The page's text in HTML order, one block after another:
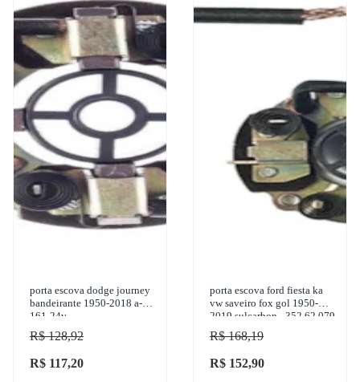
porta escova dodge journey
bandeirante 1950-2018 a-
161-24v
R$ 128,92
R$ 117,20
porta escova ford fiesta ka
vw saveiro fox gol 1950-
2019 sulcarbon - 352 62 079
R$ 168,19
R$ 152,90